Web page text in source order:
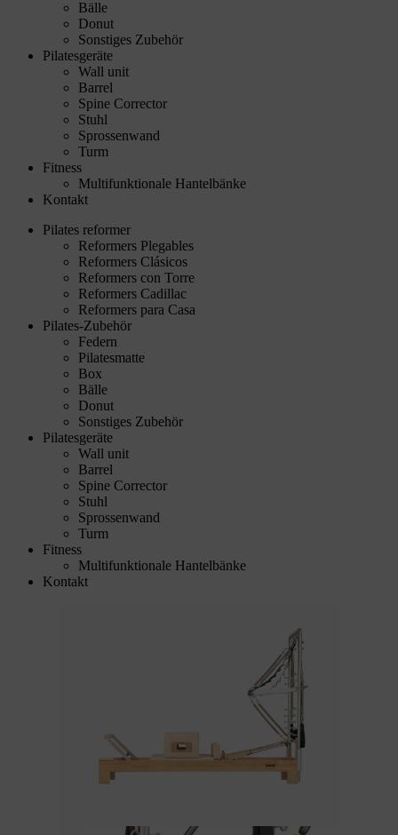
Bälle
Donut
Sonstiges Zubehör
Pilatesgeräte
Wall unit
Barrel
Spine Corrector
Stuhl
Sprossenwand
Turm
Fitness
Multifunktionale Hantelbänke
Kontakt
Pilates reformer
Reformers Plegables
Reformers Clásicos
Reformers con Torre
Reformers Cadillac
Reformers para Casa
Pilates-Zubehör
Federn
Pilatesmatte
Box
Bälle
Donut
Sonstiges Zubehör
Pilatesgeräte
Wall unit
Barrel
Spine Corrector
Stuhl
Sprossenwand
Turm
Fitness
Multifunktionale Hantelbänke
Kontakt